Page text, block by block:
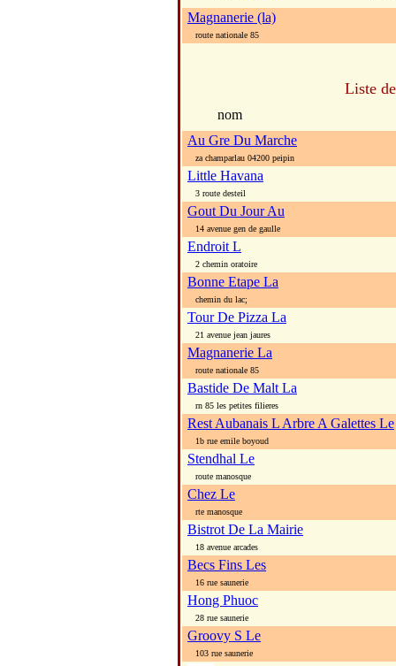
Magnanerie (la)
route nationale 85
Liste
nom
Au Gre Du Marche
za champarlau 04200 peipin
Little Havana
3 route desteil
Gout Du Jour Au
14 avenue gen de gaulle
Endroit L
2 chemin oratoire
Bonne Etape La
chemin du lac;
Tour De Pizza La
21 avenue jean jaures
Magnanerie La
route nationale 85
Bastide De Malt La
rn 85 les petites filieres
Rest Aubanais L Arbre A Galettes Le
1b rue emile boyoud
Stendhal Le
route manosque
Chez Le
rte manosque
Bistrot De La Mairie
18 avenue arcades
Becs Fins Les
16 rue saunerie
Hong Phuoc
28 rue saunerie
Groovy S Le
103 rue saunerie